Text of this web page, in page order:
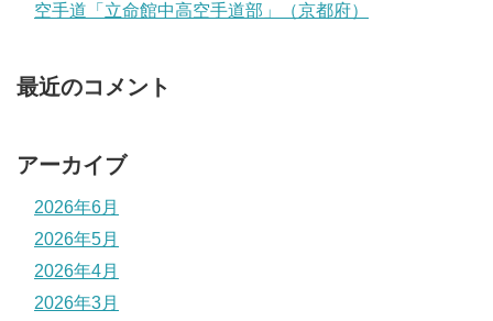
空手道「立命館中高空手道部」（京都府）
最近のコメント
アーカイブ
2026年6月
2026年5月
2026年4月
2026年3月